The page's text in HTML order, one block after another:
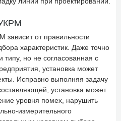
от правильности
характеристик. Даже точно
но не согласованная с
установка может
Исправно выполняя задачу
установка может
уровня помех, нарушить
измерительного